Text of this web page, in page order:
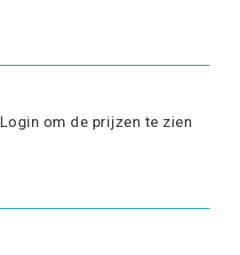
Login om de prijzen te zien